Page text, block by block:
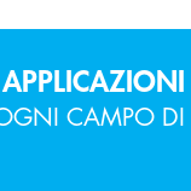
APPLICAZIONI
OGNI CAMPO